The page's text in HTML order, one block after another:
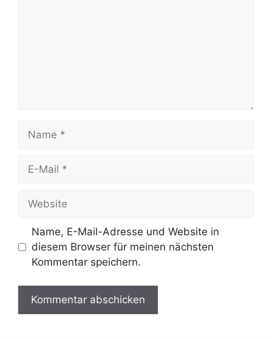
Name
Website
Name, E-Mail-Adresse und Website in
diesem Browser für meinen nächsten
Kommentar speichern.